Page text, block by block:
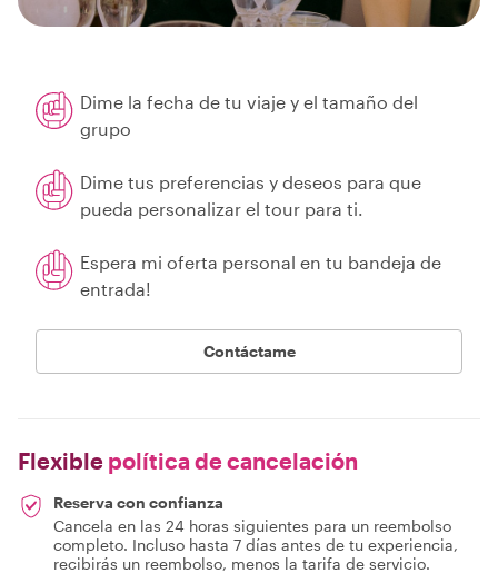
Dime la fecha de tu viaje y el tamaño del
grupo
Dime tus preferencias y deseos para que
pueda personalizar el tour para ti.
Espera mi oferta personal en tu bandeja de
entrada!
Contáctame
Flexible política de cancelación
Reserva con confianza
Cancela en las 24 horas siguientes para un reembolso
completo. Incluso hasta 7 días antes de tu experiencia,
recibirás un reembolso, menos la tarifa de servicio.